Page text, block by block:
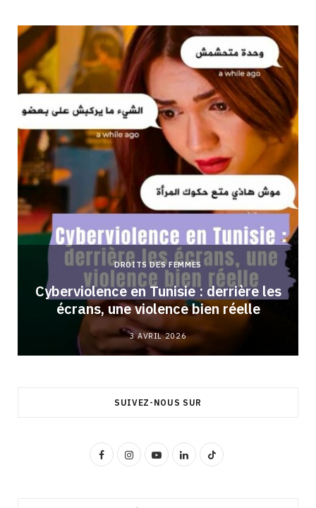
DROITS DES FEMMES
Cyberviolence en Tunisie : derrière les
écrans, une violence bien réelle
3 AVRIL 2026
SUIVEZ-NOUS SUR
F
I
Y
L
T